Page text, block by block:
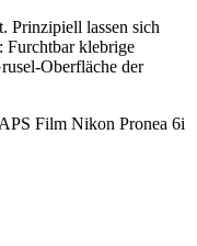
Prinzipiell lassen sich
Furchtbar klebrige
Oberfläche der
Film Nikon Pronea 6i